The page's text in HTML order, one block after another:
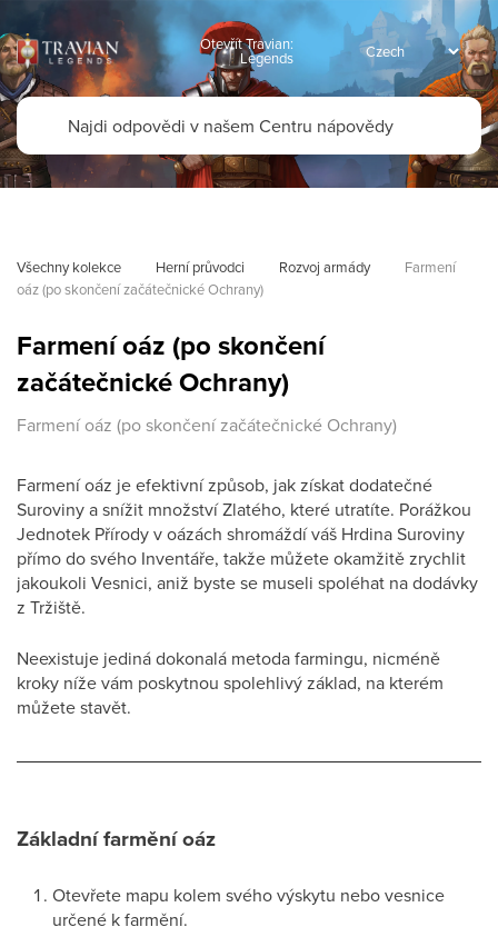
Otevřít Travian:
Legends
Všechny kolekce Herní průvodci Rozvoj armády
Farmení
oáz (po skončení začátečnické Ochrany)
Farmení oáz (po skončení
začátečnické Ochrany)
Farmení oáz (po skončení začátečnické Ochrany)
Farmení oáz je efektivní způsob, jak získat dodatečné
Suroviny a snížit množství Zlatého, které utratíte. Porážkou
Jednotek Přírody v oázách shromáždí váš Hrdina Suroviny
přímo do svého Inventáře, takže můžete okamžitě zrychlit
jakoukoli Vesnici, aniž byste se museli spoléhat na dodávky
z Tržiště.
Neexistuje jediná dokonalá metoda farmingu, nicméně
kroky níže vám poskytnou spolehlivý základ, na kterém
můžete stavět.
Základní farmění oáz
Otevřete mapu kolem svého výskytu nebo vesnice
určené k farmění.